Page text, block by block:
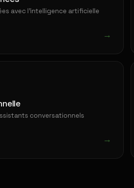
avec l'intelligence artificielle
→
conversationnels
→